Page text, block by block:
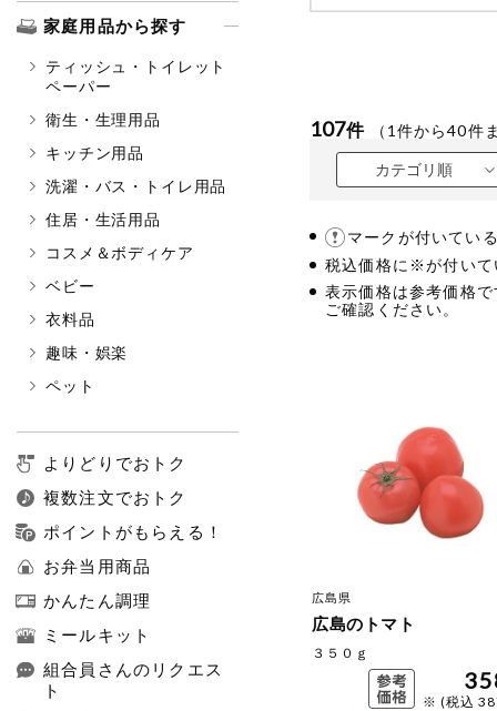
家庭用品から探す
ティッシュ・トイレット
ペーパー
衛生・生理用品
キッチン用品
洗濯・バス・トイレ用品
住居・生活用品
コスメ＆ボディケア
ベビー
衣料品
趣味・娯楽
ペット
よりどりでおトク
複数注文でおトク
ポイントがもらえる！
お弁当用商品
かんたん調理
ミールキット
組合員さんのリクエス
ト
107件 （ 1 件から40件
カテゴリ順
マークが付いてい
税込価格に※が付いて
表示価格は参考価格
ご確認ください。
広島県
広島のトマト
３５０ｇ
※ (税込